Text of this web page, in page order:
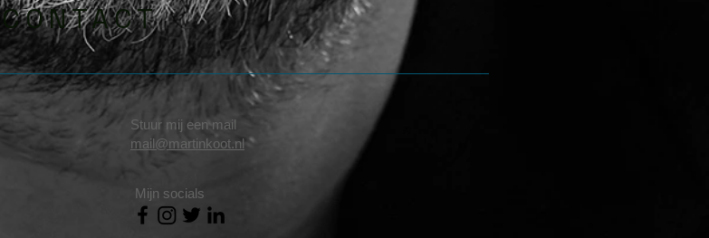
CONTACT
Stuur mij een mail
mail@martinkoot.nl
Mijn socials